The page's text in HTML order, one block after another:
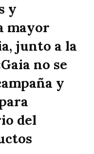
y
mayor
junto a la
no se
y
del